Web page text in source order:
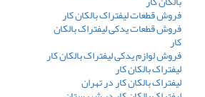
فروش قطعات لیفتراک بالکان کار
فروش قطعات یدکی لیفتراک بالکان
کار
فروش لوازم یدکی لیفتراک بالکان کار
لیفتراک بالکان کار
لیفتراک بالکان کار در تهران